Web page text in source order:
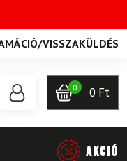
/VISSZAKÜLDÉS
0 0 Ft
AKCIÓ